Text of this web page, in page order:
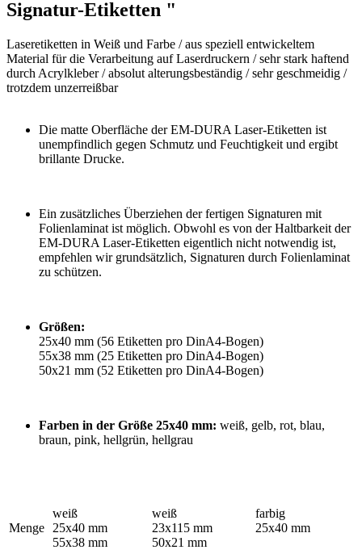
Signatur-Etiketten "
Laseretiketten in Weiß und Farbe / aus speziell entwickeltem
Material für die Verarbeitung auf Laserdruckern / sehr stark haftend
durch Acrylkleber / absolut alterungsbeständig / sehr geschmeidig /
trotzdem unzerreißbar
Die matte Oberfläche der EM-DURA Laser-Etiketten ist
unempfindlich gegen Schmutz und Feuchtigkeit und ergibt
brillante Drucke.
Ein zusätzliches Überziehen der fertigen Signaturen mit
Folienlaminat ist möglich. Obwohl es von der Haltbarkeit der
EM-DURA Laser-Etiketten eigentlich nicht notwendig ist,
empfehlen wir grundsätzlich, Signaturen durch Folienlaminat
zu schützen.
Größen:
25x40 mm (56 Etiketten pro DinA4-Bogen)
55x38 mm (25 Etiketten pro DinA4-Bogen)
50x21 mm (52 Etiketten pro DinA4-Bogen)
Farben in der Größe 25x40 mm: weiß, gelb, rot, blau,
braun, pink, hellgrün, hellgrau
Menge
weiß
25x40 mm
55x38 mm
weiß
23x115 mm
50x21 mm
farbig
25x40 mm